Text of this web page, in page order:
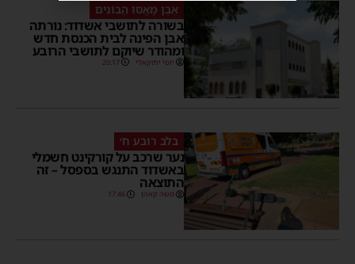
אֶבֶן מָאֲסוּ הַבּוֹנִים
בשורה לתושבי אשדוד: נורתה
אבן הפינה לבית הכנסת חדש
ומהודר שיוקם לתושבי הרובע
יוסי יחזקאלי 20:17
בלב רובע ח׳
נער שרכב על קורקינט חשמלי
באשדוד התנגש בספסל – זה
התוצאה
משה קאהן 17:46